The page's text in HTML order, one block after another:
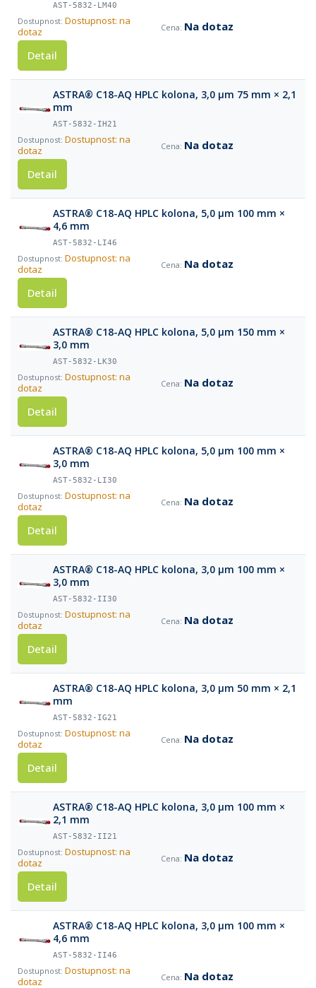
AST-5832-LM40
Dostupnost: na
dotaz
Na dotaz
Detail
ASTRA® C18-AQ HPLC kolona, 3,0 µm 75 mm × 2,1
mm
AST-5832-IH21
Dostupnost: na
dotaz
Na dotaz
Detail
ASTRA® C18-AQ HPLC kolona, 5,0 µm 100 mm ×
4,6 mm
AST-5832-LI46
Dostupnost: na
dotaz
Na dotaz
Detail
ASTRA® C18-AQ HPLC kolona, 5,0 µm 150 mm ×
3,0 mm
AST-5832-LK30
Dostupnost: na
dotaz
Na dotaz
Detail
ASTRA® C18-AQ HPLC kolona, 5,0 µm 100 mm ×
3,0 mm
AST-5832-LI30
Dostupnost: na
dotaz
Na dotaz
Detail
ASTRA® C18-AQ HPLC kolona, 3,0 µm 100 mm ×
3,0 mm
AST-5832-II30
Dostupnost: na
dotaz
Na dotaz
Detail
ASTRA® C18-AQ HPLC kolona, 3,0 µm 50 mm × 2,1
mm
AST-5832-IG21
Dostupnost: na
dotaz
Na dotaz
Detail
ASTRA® C18-AQ HPLC kolona, 3,0 µm 100 mm ×
2,1 mm
AST-5832-II21
Dostupnost: na
dotaz
Na dotaz
Detail
ASTRA® C18-AQ HPLC kolona, 3,0 µm 100 mm ×
4,6 mm
AST-5832-II46
Dostupnost: na
dotaz
Na dotaz